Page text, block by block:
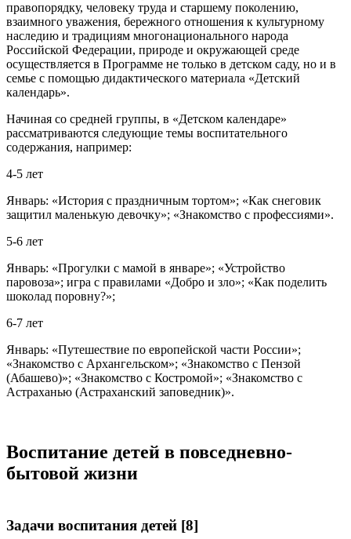
правопорядку, человеку труда и старшему поколению,
взаимного уважения, бережного отношения к культурному
наследию и традициям многонационального народа
Российской Федерации, природе и окружающей среде
осуществляется в Программе не только в детском саду, но и в
семье с помощью дидактического материала «Детский
календарь».
Начиная со средней группы, в «Детском календаре»
рассматриваются следующие темы воспитательного
содержания, например:
4-5 лет
Январь: «История с праздничным тортом»; «Как снеговик
защитил маленькую девочку»; «Знакомство с профессиями».
5-6 лет
Январь: «Прогулки с мамой в январе»; «Устройство
паровоза»; игра с правилами «Добро и зло»; «Как поделить
шоколад поровну?»;
6-7 лет
Январь: «Путешествие по европейской части России»;
«Знакомство с Архангельском»; «Знакомство с Пензой
(Абашево)»; «Знакомство с Костромой»; «Знакомство с
Астраханью (Астраханский заповедник)».
Воспитание детей в повседневно-
бытовой жизни
Задачи воспитания детей [8]